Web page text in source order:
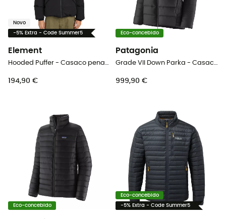
Novo
-5% Extra - Code Summer5
Element
Hooded Puffer - Casaco penas homem
194,90 €
Eco-concebido
Patagonia
Grade VII Down Parka - Casaco penas
999,90 €
Eco-concebido
Eco-concebido
-5% Extra - Code Summer5